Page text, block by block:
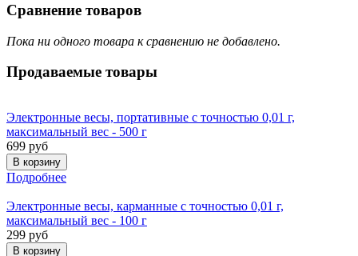
Сравнение товаров
Пока ни одного товара к сравнению не добавлено.
Продаваемые товары
Электронные весы, портативные с точностью 0,01 г,
максимальный вес - 500 г
699 руб
Подробнее
Электронные весы, карманные с точностью 0,01 г,
максимальный вес - 100 г
299 руб